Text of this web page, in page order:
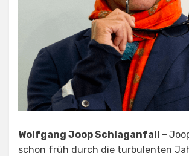
Wolfgang Joop Schlaganfall –
schon früh durch die turbulenten